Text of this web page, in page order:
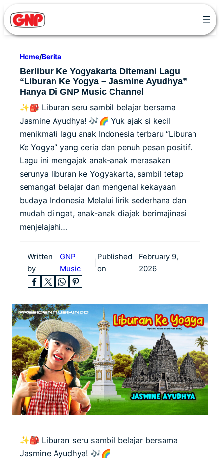
to
content
Home/Berita
Berlibur Ke Yogyakarta Ditemani Lagu
“Liburan Ke Yogya – Jasmine Ayudhya”
Hanya Di GNP Music Channel
✨🎒 Liburan seru sambil belajar bersama
Jasmine Ayudhya! 🎶🌈 Yuk ajak si kecil
menikmati lagu anak Indonesia terbaru “Liburan
Ke Yogya” yang ceria dan penuh pesan positif.
Lagu ini mengajak anak-anak merasakan
serunya liburan ke Yogyakarta, sambil tetap
semangat belajar dan mengenal kekayaan
budaya Indonesia Melalui lirik sederhana dan
mudah diingat, anak-anak diajak berimajinasi
menjelajahi…
Written
by
GNP
Music
Published
on
February 9,
2026
✨🎒 Liburan seru sambil belajar bersama
Jasmine Ayudhya! 🎶🌈